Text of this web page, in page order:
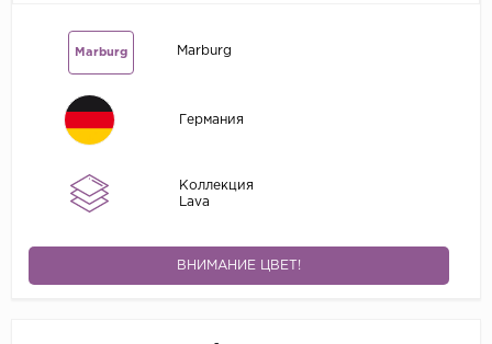
Marburg Marburg
Германия
Коллекция
Lava
ВНИМАНИЕ ЦВЕТ!